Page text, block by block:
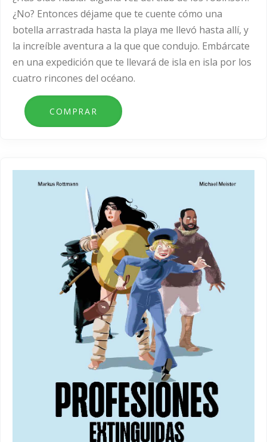
¿No? Entonces déjame que te cuente cómo una
botella arrastrada hasta la playa me llevó hasta allí, y
la increíble aventura a la que que condujo. Embárcate
en una expedición que te llevará de isla en isla por los
cuatro rincones del océano.